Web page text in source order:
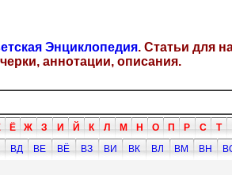
Энциклопедия. Статьи для
аннотации, описания.
Ё Ж З И Й К Л М Н О П Р С Т
ВД ВЕ ВЁ ВЗ ВИ ВК ВЛ ВМ ВН